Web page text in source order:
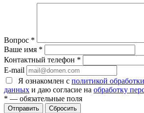
Вопрос *
Ваше имя *
Контактный телефон *
E-mail
Я ознакомлен с политикой
данных и даю согласие на обработку
* — обязательные поля
Сбросить